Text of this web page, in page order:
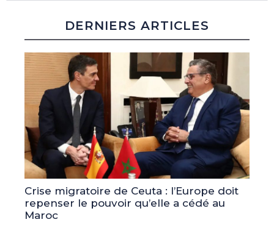
DERNIERS ARTICLES
Crise migratoire de Ceuta : l’Europe doit
repenser le pouvoir qu’elle a cédé au
Maroc